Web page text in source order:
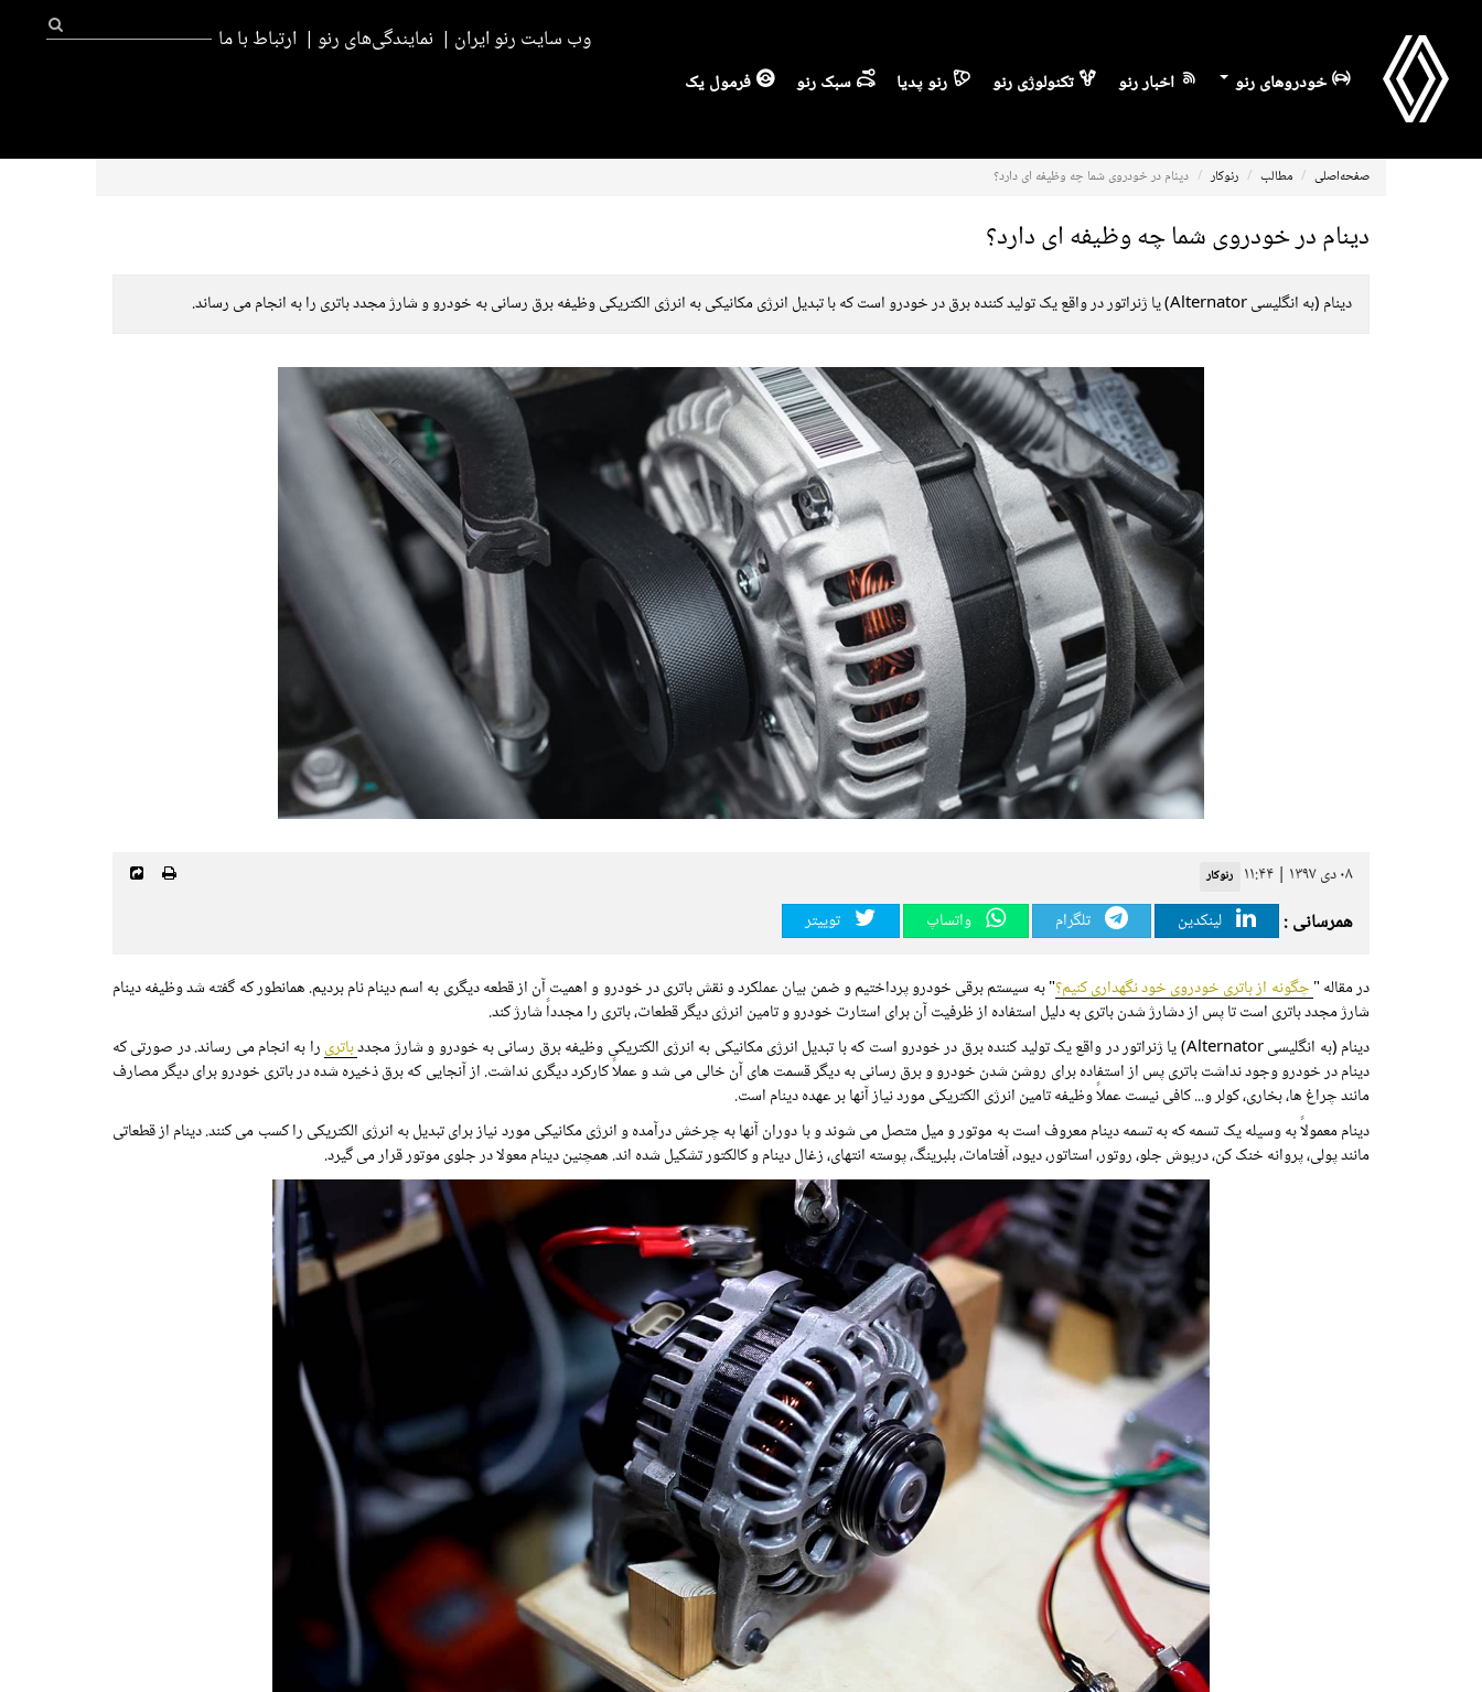
وب سایت رنو ایران نمایندگی‌های رنو ارتباط با ما
خودروهای رنو اخبار رنو تکنولوژی رنو رنو پدیا سبک رنو فرمول یک
صفحه‌اصلی مطالب رنوکار دینام در خودروی شما چه وظیفه ای دارد؟
دینام در خودروی شما چه وظیفه ای دارد؟
دینام (به انگلیسی Alternator) یا ژنراتور در واقع یک تولید کننده برق در خودرو است که با تبدیل انرژی مکانیکی به انرژی الکتریکی وظیفه برق رسانی به خودرو و شارژ مجدد باتری را به انجام می رساند.
۰۸ دی ۱۳۹۷ | ۱۱:۴۴ رنوکار
همرسانی : لینکدین تلگرام واتساپ توییتر
در مقاله "چگونه از باتری خودروی خود نگهداری کنیم؟" به سیستم برقی خودرو پرداختیم و ضمن بیان عملکرد و نقش باتری در خودرو و اهمیت آن از قطعه دیگری به اسم دینام نام بردیم. همانطور که گفته شد وظیفه دینام
شارژ مجدد باتری است تا پس از دشارژ شدن باتری به دلیل استفاده از ظرفیت آن برای استارت خودرو و تامین انرژی دیگر قطعات، باتری را مجدداً شارژ کند.
دینام (به انگلیسی Alternator) یا ژنراتور در واقع یک تولید کننده برق در خودرو است که با تبدیل انرژی مکانیکی به انرژی الکتریکی وظیفه برق رسانی به خودرو و شارژ مجدد
باتریرا به انجام می رساند. در صورتی که
دینام در خودرو وجود نداشت باتری پس از استفاده برای روشن شدن خودرو و برق رسانی به دیگر قسمت های آن خالی می شد و عملاً کارکرد دیگری نداشت. از آنجایی که برق ذخیره شده در باتری خودرو برای دیگر مصارف
مانند چراغ ها، بخاری، کولر و... کافی نیست عملاً وظیفه تامین انرژی الکتریکی مورد نیاز آنها بر عهده دینام است.
دینام معمولاً به وسیله یک تسمه که به تسمه دینام معروف است به موتور و میل متصل می شوند و با دوران آنها به چرخش درآمده و انرژی مکانیکی مورد نیاز برای تبدیل به انرژی الکتریکی را کسب می کنند. دینام از قطعاتی
مانند پولی، پروانه خنک کن، درپوش جلو، روتور، استاتور، دیود، آفتامات، بلبرینگ، پوسته انتهای، زغال دینام و کالکتور تشکیل شده اند. همچنین دینام معولا در جلوی موتور قرار می گیرد.